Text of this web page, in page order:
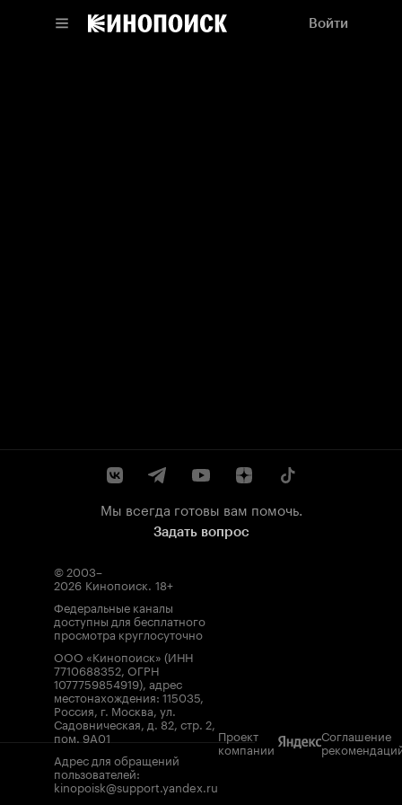
Войти
Мы всегда готовы вам помочь.
Задать вопрос
© 2003–
2026 Кинопоиск. 18+
Федеральные каналы
доступны для бесплатного
просмотра круглосуточно
ООО «Кинопоиск» (ИНН
7710688352, ОГРН
1077759854919), адрес
местонахождения: 115035,
Россия, г. Москва, ул.
Садовническая, д. 82, стр. 2,
пом. 9А01
Адрес для обращений
пользователей:
kinopoisk@support.yandex.ru
Проект
компании
Соглашение